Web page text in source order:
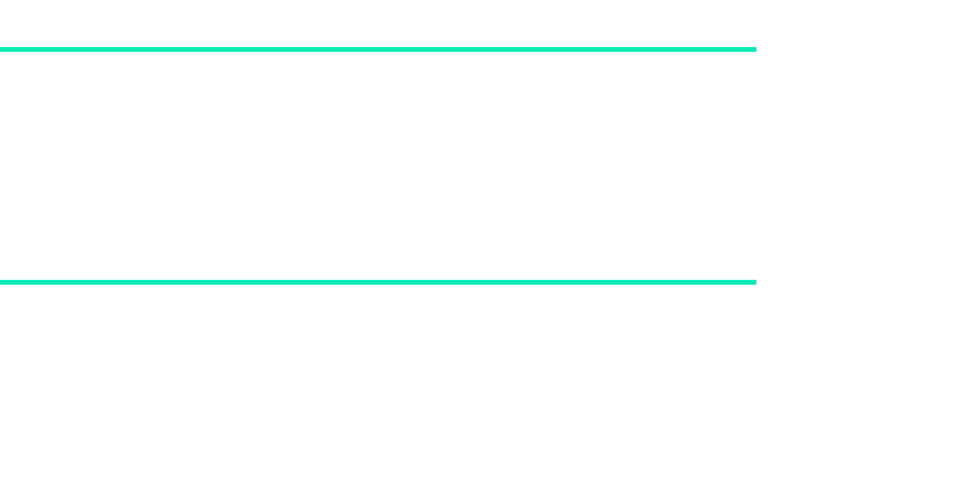
Contactos
Publicidade Ficha Técnica